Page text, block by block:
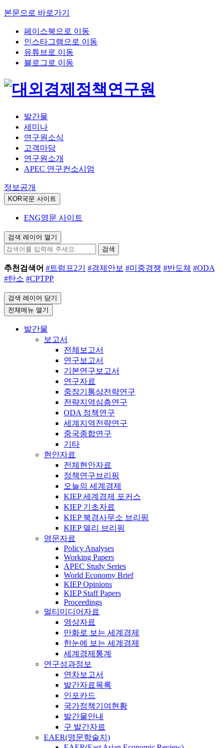
본문으로 바로가기
페이스북으로 이동
인스타그램으로 이동
유튜브로 이동
블로그로 이동
발간물
세미나
연구원소식
고객마당
연구원소개
APEC 연구컨소시엄
정보공개
KOR국문 사이트
ENG영문 사이트
검색 레이어 열기
검색
추천검색어 #트럼프2기 #경제안보 #미중경쟁 #반도체 #ODA
#탄소 #CPTPP
검색 레이어 닫기
전체메뉴 열기
발간물
보고서
전체보고서
연구보고서
기본연구보고서
연구자료
중장기통상전략연구
전략지역심층연구
ODA 정책연구
세계지역전략연구
중국종합연구
기타
현안자료
전체현안자료
정책연구브리핑
오늘의 세계경제
KIEP 세계경제 포커스
KIEP 기초자료
KIEP 북경사무소 브리핑
KIEP 델리 브리핑
영문자료
Policy Analyses
Working Papers
APEC Study Series
World Economy Brief
KIEP Opinions
KIEP Staff Papers
Proceedings
멀티미디어자료
영상자료
만화로 보는 세계경제
한눈에 보는 세계경제
세계경제통계
연구성과정보
연차보고서
발간자료목록
인포카드
국가정책기여현황
발간물안내
구 발간자료
EAER(영문학술지)